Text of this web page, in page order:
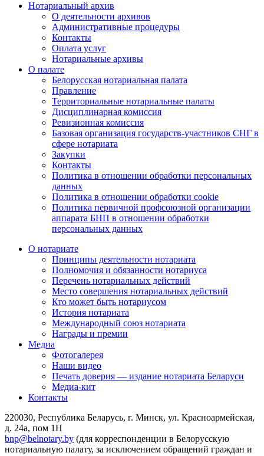
Нотариальный архив
О деятельности архивов
Административные процедуры
Контакты
Оплата услуг
Нотариальные архивы
О палате
Белорусская нотариальная палата
Правление
Территориальные нотариальные палаты
Дисциплинарная комиссия
Ревизионная комиссия
Базовая организация государств-участников СНГ в
сфере нотариата
Закупки
Контакты
Политика в отношении обработки персональных
данных
Политика в отношении обработки cookie
Политика первичной профсоюзной организации
аппарата БНП в отношении обработки
персональных данных
О нотариате
Принципы деятельности нотариата
Полномочия и обязанности нотариуса
Перечень нотариальных действий
Место совершения нотариальных действий
Кто может быть нотариусом
История нотариата
Международный союз нотариата
Награды и премии
Медиа
Фотогалерея
Наши видео
Печать доверия — издание нотариата Беларуси
Медиа-кит
Контакты
220030, Республика Беларусь, г. Минск, ул. Красноармейская,
д. 24а, пом 1Н
bnp@belnotary.by (для корреспонденции в Белорусскую
нотариальную палату, за исключением обращений граждан и